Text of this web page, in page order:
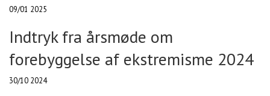
09/01 2025
Indtryk fra årsmøde om
forebyggelse af ekstremisme 2024
30/10 2024